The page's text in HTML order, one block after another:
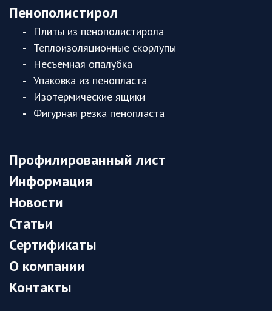
Пенополистирол
Плиты из пенополистирола
Теплоизоляционные скорлупы
Несъёмная опалубка
Упаковка из пенопласта
Изотермические ящики
Фигурная резка пенопласта
Профилированный лист
Информация
Новости
Статьи
Сертификаты
О компании
Контакты